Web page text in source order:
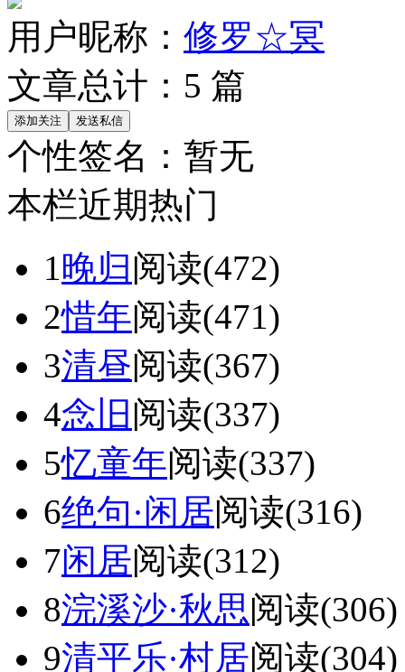
用户昵称： 修罗☆冥
文章总计： 5 篇
个性签名： 暂无
本栏近期热门
1晚归阅读(472)
2惜年阅读(471)
3清昼阅读(367)
4念旧 阅读(337)
5忆童年阅读(337)
6绝句·闲居阅读(316)
7闲居阅读(312)
8浣溪沙·秋思阅读(306)
9清平乐·村居阅读(304)